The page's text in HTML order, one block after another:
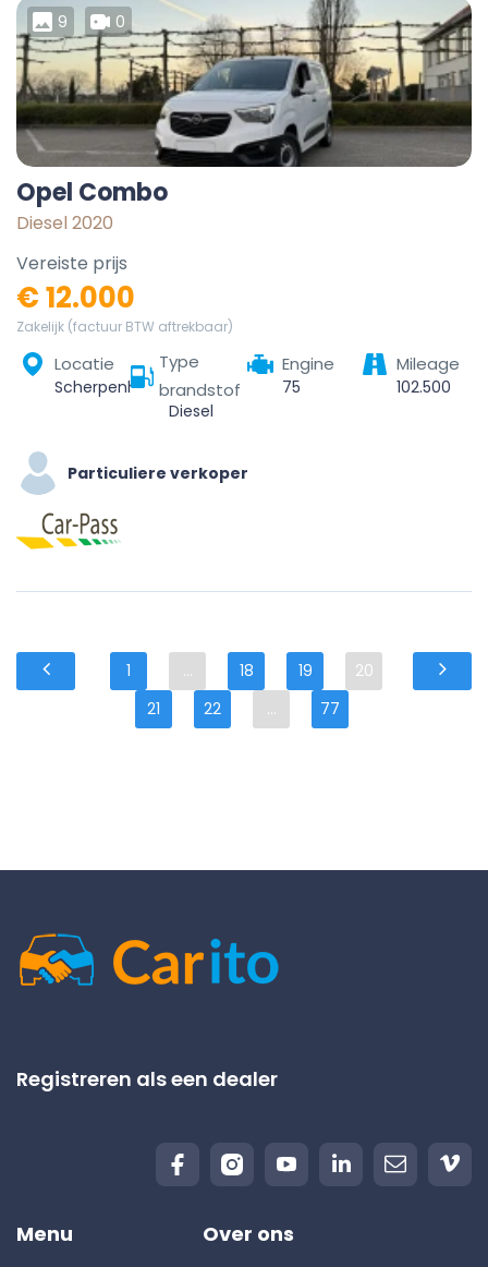
9 0
Opel Combo
Diesel 2020
Vereiste prijs
€ 12.000
Zakelijk (factuur BTW aftrekbaar)
Locatie
Scherpenheuvel, Scherpenheuvel-Zichem, Leuven, Vlaams-Brabant, Vlaanderen, 3270, België
Type
brandstof
Diesel
Engine
75
Mileage
102.500
Particuliere verkoper
1 ... 18 19
20
21
22 ... 77
Registreren als een dealer
Menu Over ons